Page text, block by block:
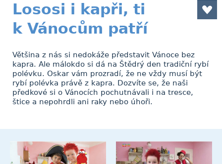
Lososi i kapři, ti
k Vánocům patří
Většina z nás si nedokáže představit Vánoce bez
kapra. Ale málokdo si dá na Štědrý den tradiční rybí
polévku. Oskar vám prozradí, že ne vždy musí být
rybí polévka právě z kapra. Dozvíte se, že naši
předkové si o Vánocích pochutnávali i na tresce,
štice a nepohrdli ani raky nebo úhoři.